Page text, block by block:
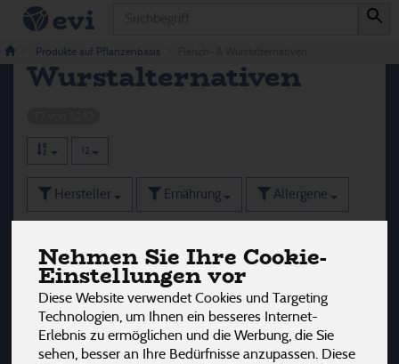
Nehmen Sie Ihre Cookie-
Einstellungen vor
Diese Website verwendet Cookies und Targeting
Technologien, um Ihnen ein besseres Internet-
Erlebnis zu ermöglichen und die Werbung, die Sie
sehen, besser an Ihre Bedürfnisse anzupassen. Diese
Produkte auf Pflanzenbasis
Fleisch- &
Wurstalternativen
12
Hersteller Ernährung Allergene